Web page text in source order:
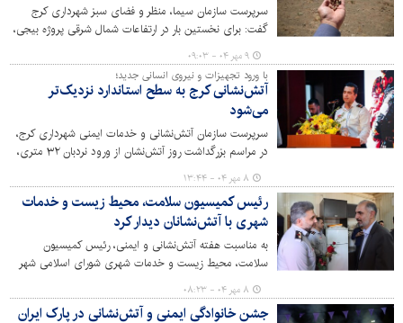
سرپرست سازمان سیما، منظر و فضای سبز شهرداری کرج
گفت: برای نخستین بار در ارتفاعات شمال شرقی پروژه بیجی،
عملیات بذرکاری به روش کشت دیم انجام شد.
۹ مهر ۰۴ - ۰۹:۰۳
با ورود تجهیزات و نیروی انسانی جدید؛
آتش‌نشانی کرج به سطح استاندارد نزدیک‌تر
می‌شود
سرپرست سازمان آتش‌نشانی و خدمات ایمنی شهرداری کرج،
در مراسم بزرگداشت روز آتش‌نشان از ورود نردبان ۳۲ متری،
بهره‌برداری قریب‌الوقوع ایستگاه شعبان‌آباد مهرشهر و جذب
نیروهای جدید برای رساندن توان عملیاتی این سازمان به
سطح استاندارد خبر داد.
۸ مهر ۰۴ - ۱۳:۴۴
رئیس کمیسیون سلامت، محیط زیست و خدمات
شهری با آتش‌نشانان دیدار کرد
به مناسبت هفته آتش‌نشانی و ایمنی، رئیس کمیسیون
سلامت، محیط زیست و خدمات شهری شورای اسلامی شهر
کرج به همراه معاون محیط زیست و خدمات شهری شهردار و
سرپرست سازمان آتش‌نشانی و خدمات ایمنی شهرداری کرج با
آتش نشانان دیدار کردند.
۸ مهر ۰۴ - ۰۸:۲۳
جشن خانوادگی ایمنی و آتش‌نشانی در پارک ایران